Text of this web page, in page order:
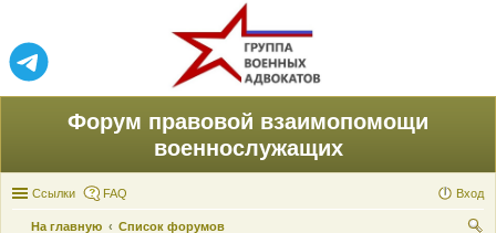
Форум правовой взаимопомощи
военнослужащих
Ссылки FAQ Вход
На главную
Список форумов